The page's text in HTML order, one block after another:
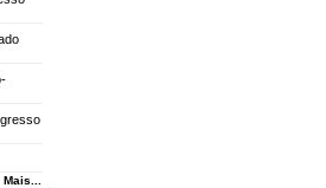
Mais...